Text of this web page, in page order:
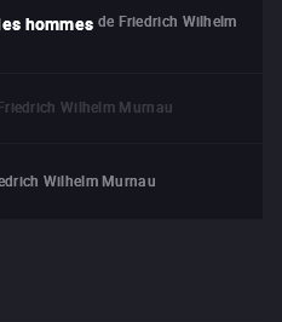
hommes de Friedrich Wilhelm
Wilhelm Murnau
Wilhelm Murnau